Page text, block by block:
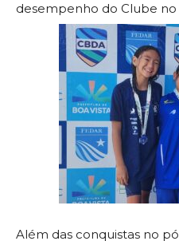
desempenho do Clube no
Além das conquistas no